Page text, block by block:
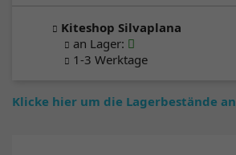
Kiteshop Silvaplana
an Lager:
1-3 Werktage
Klicke hier um die Lagerbestände